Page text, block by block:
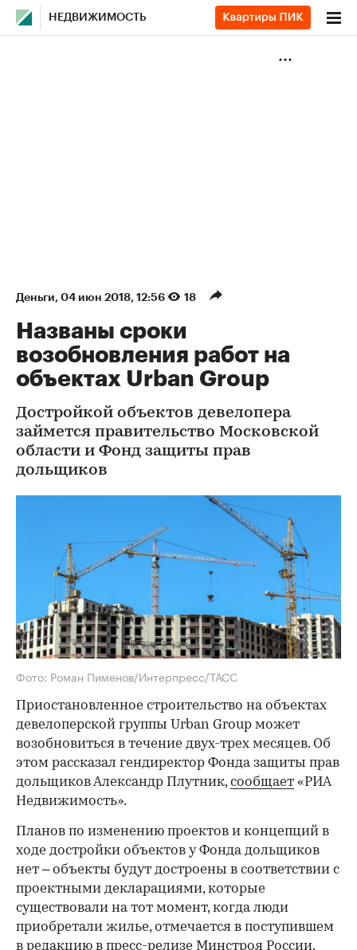
НЕДВИЖИМОСТЬ
Деньги⁠, 04 июн 2018, 12:56 18
Названы сроки
возобновления работ на
объектах Urban Group
Достройкой объектов девелопера
займется правительство Московской
области и Фонд защиты прав
дольщиков
Фото: Роман Пименов/Интерпресс/ТАСС
Приостановленное строительство на объектах
девелоперской группы Urban Group может
возобновиться в течение двух-трех месяцев. Об
этом рассказал гендиректор Фонда защиты прав
дольщиков Александр Плутник,сообщает «РИА
Недвижимость».
Планов по изменению проектов и концепций в
ходе достройки объектов у Фонда дольщиков
нет – объекты будут достроены в соответствии с
проектными декларациями, которые
существовали на тот момент, когда люди
приобретали жилье, отмечается в поступившем
в редакцию в пресс-релизе Минстроя России.